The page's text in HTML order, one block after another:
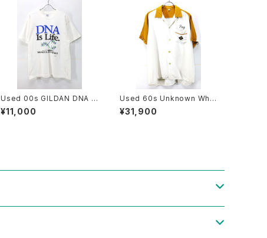
Used 00s GILDAN DNA A
rt Graphic T-Shirt Size L
古着
¥11,000
Used 60s Unknown Whit
e×Mustard 2Tone Rayon
Chain Stitch Bowling Shir
¥31,900